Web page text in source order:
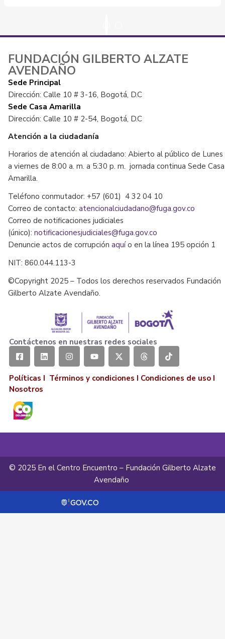
FUNDACIÓN GILBERTO ALZATE
AVENDAÑO
Sede Principal
Dirección: Calle 10 # 3-16, Bogotá, D.C
Sede Casa Amarilla
Dirección: Calle 10 # 2-54, Bogotá, D.C
Atención a la ciudadanía
Horarios de atención al ciudadano: Abierto al público de Lunes
a viernes de 8:00 a. m. a 5:30 p. m. jornada continua Sede Casa
Amarilla.
Teléfono conmutador: +57 (601) 4 32 04 10
Correo de contacto: atencionalciudadano@fuga.gov.co
Correo de notificaciones judiciales
(único): notificacionesjudiciales@fuga.gov.co
Denuncie actos de corrupción aquío en la línea 195 opción 1
NIT: 860.044.113-3
©Copyright 2025 – Todos los derechos reservados Fundación
Gilberto Alzate Avendaño.
Contáctenos en nuestras redes sociales
Políticas I Términos y condiciones I Condiciones de uso I
Nosotros
© 2025 En el Centro Encuentro – Fundación Gilberto Alzate
Avendaño